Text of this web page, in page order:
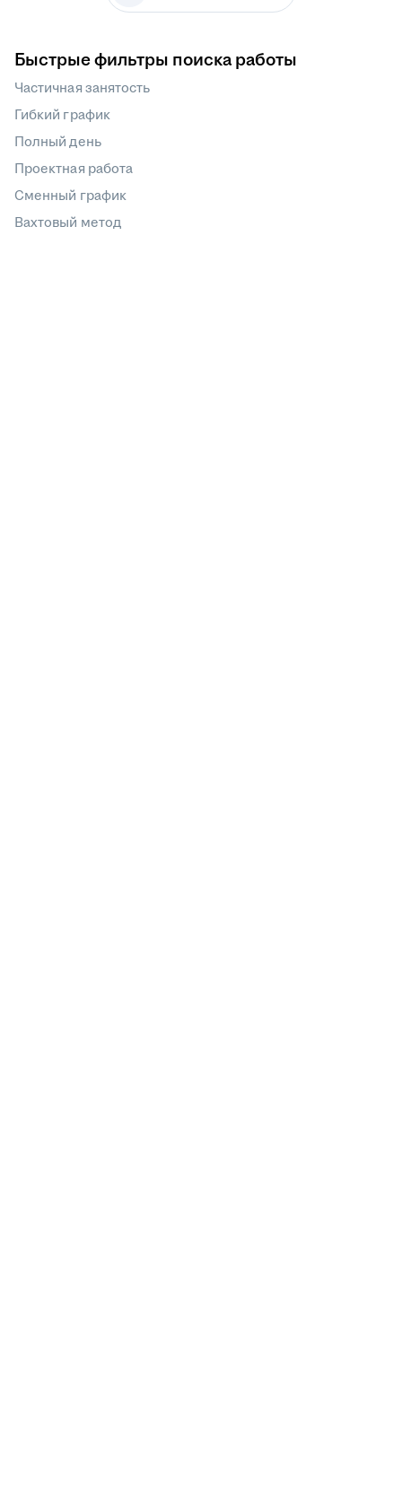
Быстрые фильтры поиска работы
Частичная занятость
Гибкий график
Полный день
Проектная работа
Сменный график
Вахтовый метод